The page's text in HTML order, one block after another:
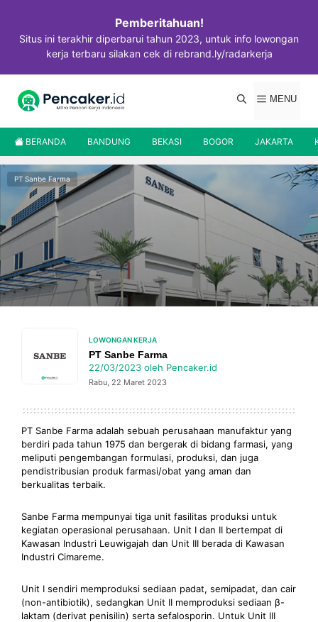
Pemberitahuan!
Situs ini terakhir diperbarui tahun 2023, untuk info lowongan
kerja terbaru silakan cek di rebrand.ly/radarkerja
MENU
BERANDA BANDUNG BEKASI BOGOR JAKARTA
PT Sanbe Farma
LOWONGAN KERJA
PT Sanbe Farma
22/03/2023 oleh Pencaker.id
Rabu, 22 Maret 2023
PT Sanbe Farma adalah sebuah perusahaan manufaktur yang
berdiri pada tahun 1975 dan bergerak di bidang farmasi, yang
meliputi pengembangan formulasi, produksi, dan juga
pendistribusian produk farmasi/obat yang aman dan
berkualitas terbaik.
Sanbe Farma mempunyai tiga unit fasilitas produksi untuk
kegiatan operasional perusahaan. Unit I dan II bertempat di
Kawasan Industri Leuwigajah dan Unit III berada di Kawasan
Industri Cimareme.
Unit I sendiri memproduksi sediaan padat, semipadat, dan cair
(non-antibiotik), sedangkan Unit II memproduksi sediaan β-
laktam (derivat penisilin) serta sefalosporin. Untuk Unit III